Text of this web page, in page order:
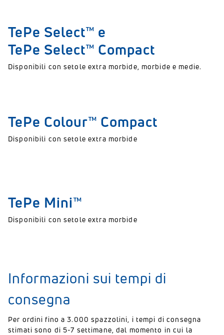
TePe Select™ e
TePe Select™ Compact
Disponibili con setole extra morbide, morbide e medie.
TePe Colour™ Compact
Disponibili con setole extra morbide
TePe Mini™
Disponibili con setole extra morbide
Informazioni sui tempi di
consegna
Per ordini fino a 3.000 spazzolini, i tempi di consegna
stimati sono di 5-7 settimane, dal momento in cui la